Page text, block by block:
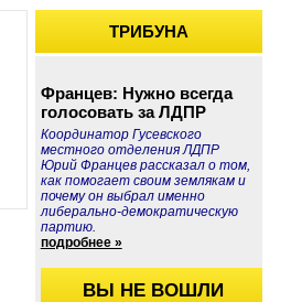
ТРИБУНА
Францев: Нужно всегда
голосовать за ЛДПР
Координатор Гусевского
местного отделения ЛДПР
Юрий Францев рассказал о том,
как помогает своим землякам и
почему он выбрал именно
либерально-демократическую
партию.
подробнее »
ВЫ НЕ ВОШЛИ